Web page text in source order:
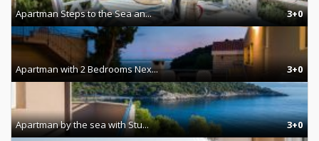
Apartman Steps to the Sea an... 3+0
Apartman with 2 Bedrooms Nex... 3+0
Apartman by the sea with Stu... 3+0